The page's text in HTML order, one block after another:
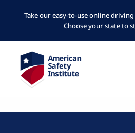
Take our easy-to-use online
Choose your state to